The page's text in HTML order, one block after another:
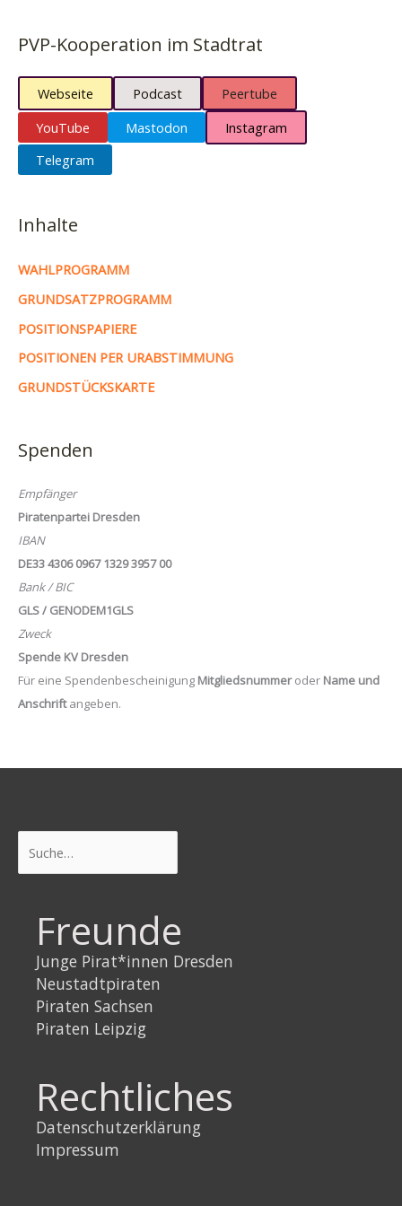
PVP-Kooperation im Stadtrat
Webseite Podcast
Peertube
YouTube
Mastodon
Instagram
Telegram
Inhalte
WAHLPROGRAMM
GRUNDSATZPROGRAMM
POSITIONSPAPIERE
POSITIONEN PER URABSTIMMUNG
GRUNDSTÜCKSKARTE
Spenden
Empfänger
Piratenpartei Dresden
IBAN
DE33 4306 0967 1329 3957 00
Bank / BIC
GLS / GENODEM1GLS
Zweck
Spende KV Dresden
Für eine Spendenbescheinigung Mitgliedsnummeroder Name und
Anschriftangeben.
Freunde
Junge Pirat*innen Dresden
Neustadtpiraten
Piraten Sachsen
Piraten Leipzig
Rechtliches
Datenschutzerklärung
Impressum